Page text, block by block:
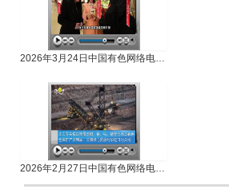
2026年3月24日中国有色网络电视新闻
2026年2月27日中国有色网络电视新闻